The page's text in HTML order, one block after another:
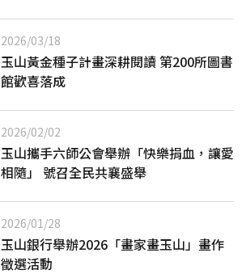
2026/03/18
玉山黃金種子計畫深耕閱讀 第200所圖書
館歡喜落成
2026/02/02
玉山攜手六師公會舉辦「快樂捐血，讓愛
相隨」 號召全民共襄盛舉
2026/01/28
玉山銀行舉辦2026「畫家畫玉山」畫作
徵選活動